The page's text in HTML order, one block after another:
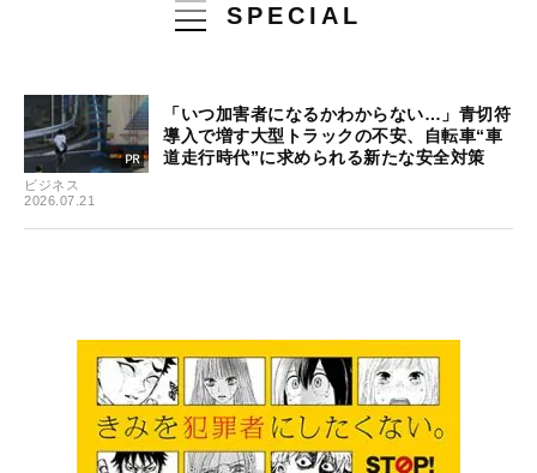
SPECIAL
ビジネス
2026.07.21
「いつ加害者になるかわからない…」青切符
導入で増す大型トラックの不安、自転車“車
道走行時代”に求められる新たな安全対策